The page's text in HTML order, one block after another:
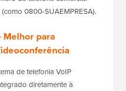
0800-SUAEMPRESA).
Melhor para
de telefonia VoIP
diretamente à